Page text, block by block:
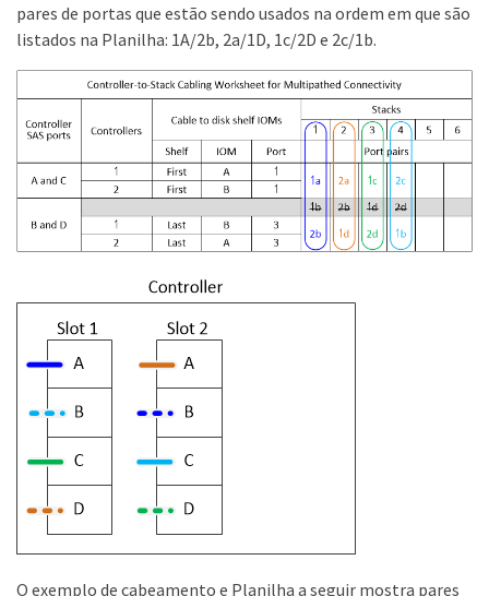
pares de portas que estão sendo usados na ordem em que são
listados na Planilha: 1A/2b, 2a/1D, 1c/2D e 2c/1b.
O exemplo de cabeamento e Planilha a seguir mostra pares